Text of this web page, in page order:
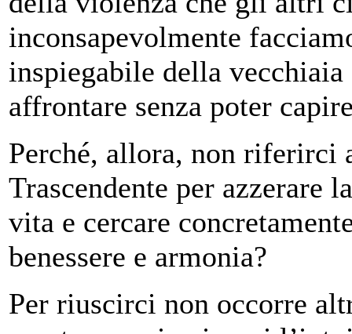
inconsapevolmente
inspiegabile della
affrontare senza poter
Perché, allora, non riferirci
Trascendente per azzerare
vita e cercare
benessere e armonia?
Per riuscirci non occorre